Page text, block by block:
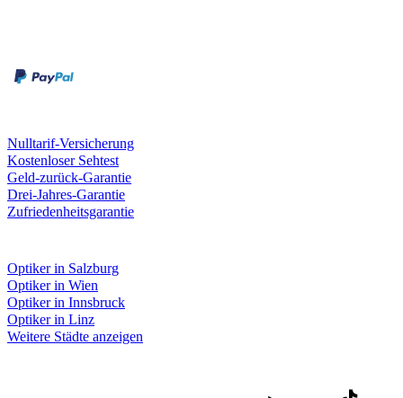
Nulltarif-Versicherung
Kostenloser Sehtest
Geld-zurück-Garantie
Drei-Jahres-Garantie
Zufriedenheitsgarantie
Optiker in Salzburg
Optiker in Wien
Optiker in Innsbruck
Optiker in Linz
Weitere Städte anzeigen